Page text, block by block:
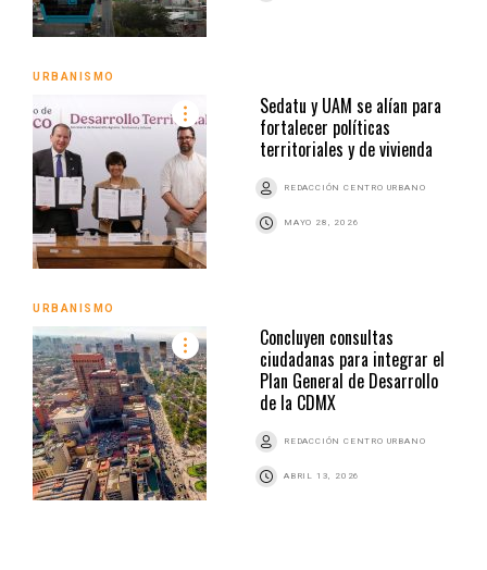
URBANISMO
Sedatu y UAM se alían para
fortalecer políticas
territoriales y de vivienda
REDACCIÓN CENTRO URBANO
MAYO 28, 2026
URBANISMO
Concluyen consultas
ciudadanas para integrar el
Plan General de Desarrollo
de la CDMX
REDACCIÓN CENTRO URBANO
ABRIL 13, 2026